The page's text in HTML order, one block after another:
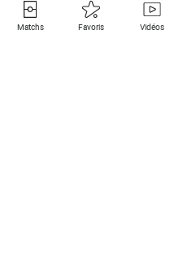
Matchs Favoris Vidéos